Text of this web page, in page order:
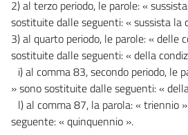
2) al terzo periodo, le parole: «
sostituite dalle seguenti: « sussista la
3) al quarto periodo, le parole: « delle
sostituite dalle seguenti: « della
i) al comma 83, secondo periodo, le
» sono sostituite dalle seguenti: «
l) al comma 87, la parola: « triennio
seguente: « quinquennio ».